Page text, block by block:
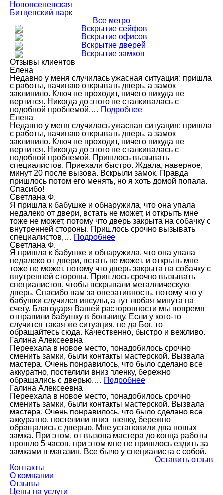
Новоясеневская
Битцевский парк
Все метро
Вскрытие сейфов
Вскрытие офисов
Вскрытие дверей
Вскрытие замков
Отзывы клиентов
Елена
Недавно у меня случилась ужасная ситуация: пришла
с работы, начинаю открывать дверь, а замок
заклинило. Ключ не проходит, ничего никуда не
вертится. Никогда до этого не сталкивалась с
подобной проблемой.… Подробнее
Елена
Недавно у меня случилась ужасная ситуация: пришла
с работы, начинаю открывать дверь, а замок
заклинило. Ключ не проходит, ничего никуда не
вертится. Никогда до этого не сталкивалась с
подобной проблемой. Пришлось вызывать
специалистов. Приехали быстро. Ждала, наверное,
минут 20 после вызова. Вскрыли замок. Правда
пришлось потом его менять, но я хоть домой попала.
Спасибо!
Светлана Ф.
Я пришла к бабушке и обнаружила, что она упала
недалеко от двери, встать не может, и открыть мне
тоже не может, потому что дверь закрыта на собачку с
внутренней стороны. Пришлось срочно вызывать
специалистов,… Подробнее
Светлана Ф.
Я пришла к бабушке и обнаружила, что она упала
недалеко от двери, встать не может, и открыть мне
тоже не может, потому что дверь закрыта на собачку с
внутренней стороны. Пришлось срочно вызывать
специалистов, чтобы вскрывали металлическую
дверь. Спасибо вам за оперативность, потому что у
бабушки случился инсульт, а тут любая минута на
счету. Благодаря Вашей расторопности мы вовремя
отправили бабушку в больницу. Если у кого-то
случится такая же ситуация, не да Бог, то
обращайтесь сюда. Качественно, быстро и вежливо.
Галина Алексеевна
Переехала в новое место, понадобилось срочно
сменить замки, были контакты мастерской. Вызвала
мастера. Очень понравилось, что было сделано все
аккуратно, постелили вниз пленку, бережно
обращались с дверью.… Подробнее
Галина Алексеевна
Переехала в новое место, понадобилось срочно
сменить замки, были контакты мастерской. Вызвала
мастера. Очень понравилось, что было сделано все
аккуратно, постелили вниз пленку, бережно
обращались с дверью. Мне установили два новых
замка. При этом, от вызова мастера до конца работы
прошло 5 часов, при этом мне не пришлось ездить за
замками в магазин. Все было у специалиста с собой.
Оставить отзыв
Контакты
О компании
Отзывы
Цены на услуги